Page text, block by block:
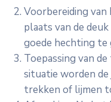
Voorbereiding
plaats van de
goede hechting te
Toepassing van
situatie worden
trekken of lijmen